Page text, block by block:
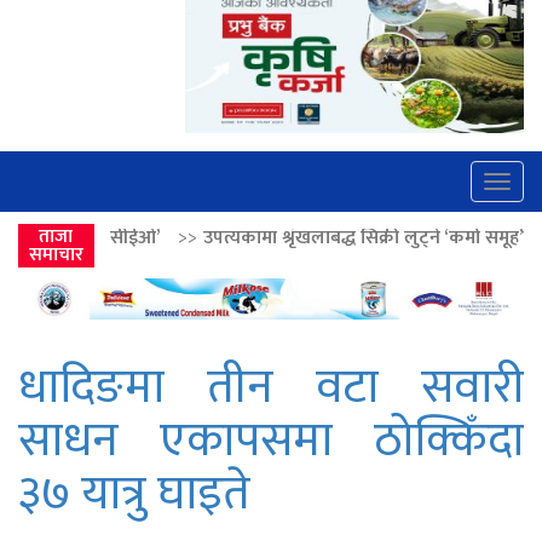
ताजा
समाचार
>>उपत्यकामा श्रृंखलाबद्ध सिक्री लुट्ने ‘कर्मा समूह’का नाइकेसहित पाँच
धादिङमा तीन वटा सवारी
साधन एकापसमा ठोक्किँदा
३७ यात्रु घाइते